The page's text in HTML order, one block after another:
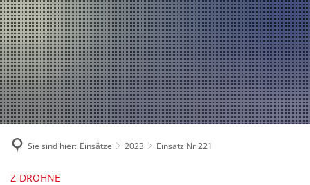
2024
2023
2022
2021
Fachgebiete und
Mannschaft
Jugend
Spielmannszug
Mitglied werden
A
A
A
Sie sind hier: Einsätze 2023 Einsatz Nr 221
Z-DROHNE